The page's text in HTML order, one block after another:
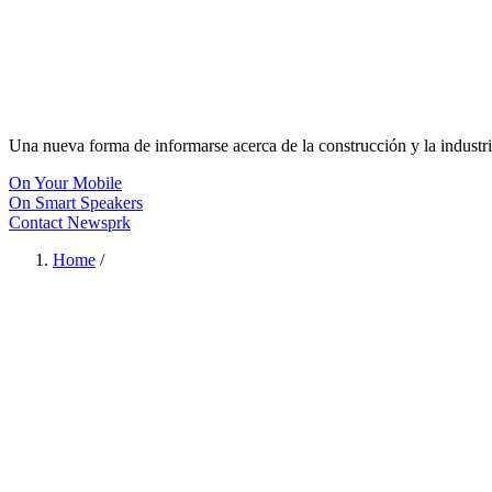
Una nueva forma de informarse acerca de la construcción y la
On Your Mobile
On Smart Speakers
Contact Newsprk
Home /